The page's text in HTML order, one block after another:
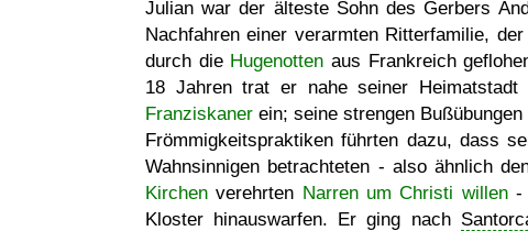
Julian war der älteste Sohn des Gerbers
Nachfahren einer verarmten Ritterfamilie,
durch die Hugenotten aus Frankreich
18 Jahren trat er nahe seiner
Franziskaner ein; seine strengen
Frömmigkeitspraktiken führten dazu, dass
Wahnsinnigen betrachteten - also ähnlich
Kirchen verehrten Narren um Christi willen-
Kloster hinauswarfen. Er ging nach